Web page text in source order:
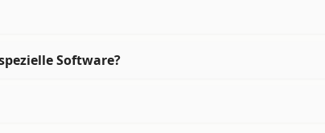
Software?